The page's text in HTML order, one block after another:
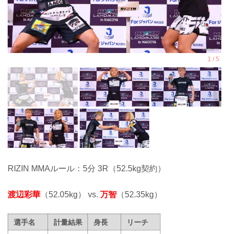
RIZIN MMAルール：5分 3R（52.5kg契約）
渡辺彩華 （52.05kg） vs. 万智 （52.35kg）
選手名 計量結果 身長
リーチ